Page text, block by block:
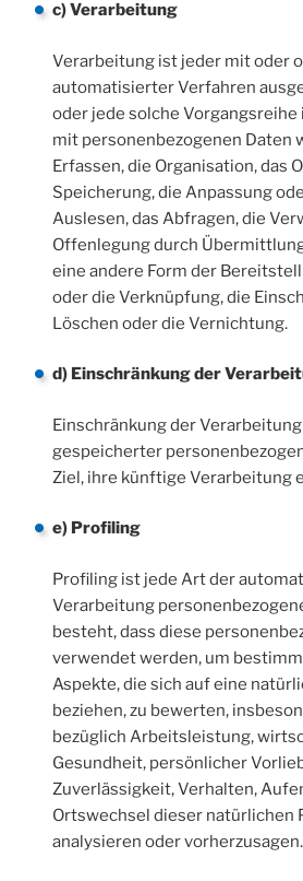
c) Verarbeitung
Verarbeitung ist jeder mit oder
automatisierter Verfahren
oder jede solche Vorgangsreihe
mit personenbezogenen Daten
Erfassen, die Organisation, das
Speicherung, die Anpassung
Auslesen, das Abfragen, die
Offenlegung durch
eine andere Form der
oder die Verknüpfung, die
Löschen oder die Vernichtung.
d) Einschränkung der
Einschränkung der
gespeicherter
Ziel, ihre künftige Verarbeitung
e) Profiling
Profiling ist jede Art der
Verarbeitung
besteht, dass diese
verwendet werden, um
Aspekte, die sich auf eine
beziehen, zu bewerten,
bezüglich Arbeitsleistung,
Gesundheit, persönlicher
Zuverlässigkeit, Verhalten,
Ortswechsel dieser natürlichen
analysieren oder vorherzusagen.